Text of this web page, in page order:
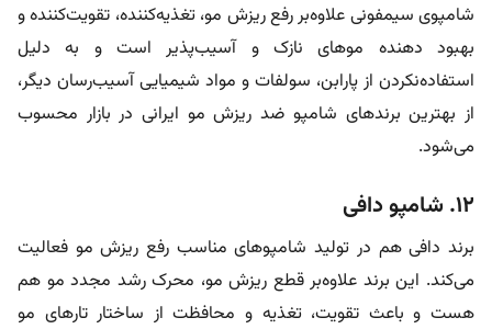
شامپوی سیمفونی علاوه‌بر رفع ریزش مو، تغذیه‌کننده، تقویت‌کننده و
بهبود دهنده مو‌های نازک و آسیب‌پذیر است و به دلیل
استفاده‌نکردن از پارابن، سولفات و مواد شیمیایی آسیب‌رسان دیگر،
از بهترین برندهای شامپو ضد ریزش مو ایرانی در بازار محسوب
می‌شود.
۱۲. شامپو دافی
برند دافی هم در تولید شامپوهای مناسب رفع ریزش مو فعالیت
می‌کند. این برند علاوه‌بر قطع ریزش مو، محرک رشد مجدد مو هم
هست و باعث تقویت، تغذیه و محافظت از ساختار تار‌های مو